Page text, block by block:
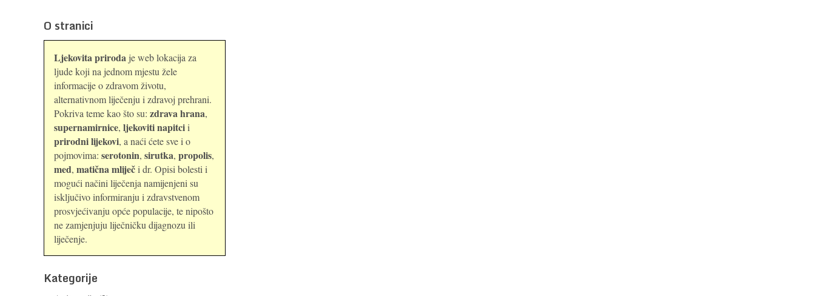
O stranici
Ljekovita priroda je web lokacija za
ljude koji na jednom mjestu žele
informacije o zdravom životu,
alternativnom liječenju i zdravoj prehrani.
Pokriva teme kao što su: zdrava hrana,
supernamirnice, ljekoviti napitcii
prirodni lijekovi, a naći ćete sve i o
pojmovima: serotonin, sirutka, propolis,
med, matična mliječi dr. Opisi bolesti i
mogući načini liječenja namijenjeni su
isključivo informiranju i zdravstvenom
prosvjećivanju opće populacije, te nipošto
ne zamjenjuju liječničku dijagnozu ili
liječenje.
Kategorije